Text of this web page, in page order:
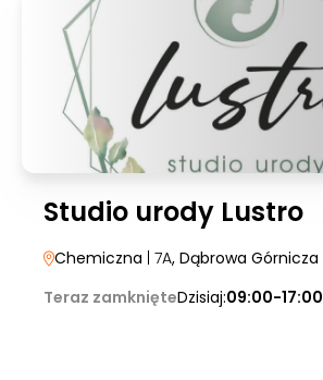
Studio urody Lustro
Chemiczna | 7A, Dąbrowa Górnicza
Teraz zamknięteDzisiaj:09:00-17:00